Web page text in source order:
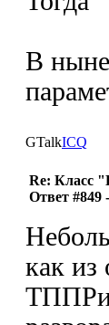
В
GTalkICQ
Re: Класс
Ответ #849 -
как из